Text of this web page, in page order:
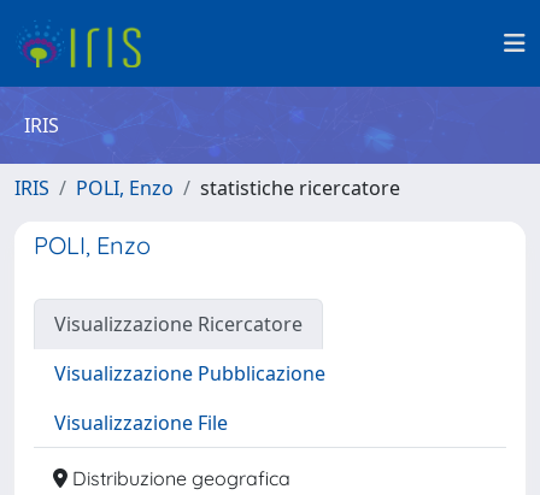
IRIS
IRIS POLI, Enzo statistiche ricercatore
POLI, Enzo
Visualizzazione Ricercatore
Visualizzazione Pubblicazione
Visualizzazione File
Distribuzione geografica